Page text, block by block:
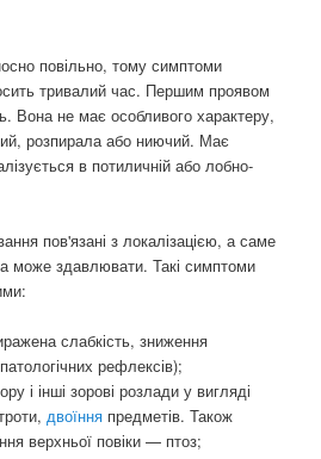
повільно, тому симптоми
тривалий час. Першим проявом
Вона не має особливого характеру,
розпирала або ниючий. Має
в потиличній або лобно-
пов'язані з локалізацією, а саме
може здавлювати. Такі симптоми
слабкість, зниження
рефлексів);
і інші зорові розлади у вигляді
двоїння предметів. Також
верхньої повіки — птоз;